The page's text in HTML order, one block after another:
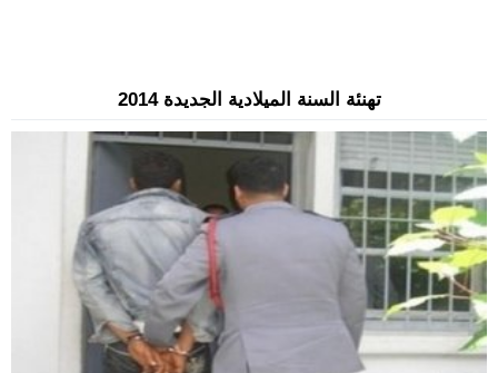
تهنئة السنة الميلادية الجديدة 2014